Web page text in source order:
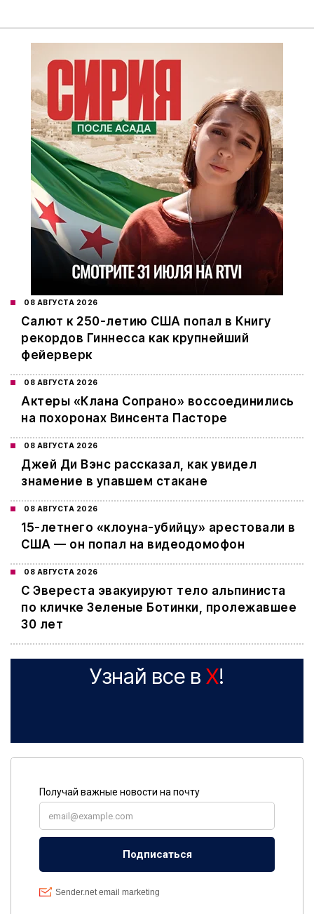
08 АВГУСТА 2026
Салют к 250-летию США попал в Книгу
рекордов Гиннесса как крупнейший
фейерверк
08 АВГУСТА 2026
Актеры «Клана Сопрано» воссоединились
на похоронах Винсента Пасторе
08 АВГУСТА 2026
Джей Ди Вэнс рассказал, как увидел
знамение в упавшем стакане
08 АВГУСТА 2026
15-летнего «клоуна-убийцу» арестовали в
США — он попал на видеодомофон
08 АВГУСТА 2026
С Эвереста эвакуируют тело альпиниста
по кличке Зеленые Ботинки, пролежавшее
30 лет
Узнай все в X!